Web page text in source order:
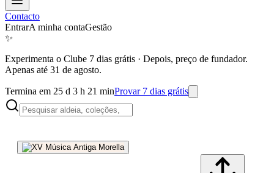
Contacto
EntrarA minha contaGestão
✨
Experimenta o Clube 7 dias grátis · Depois, preço de fundador.
Apenas até 31 de agosto.
Termina em 25 d 3 h 21 minProvar 7 dias grátis